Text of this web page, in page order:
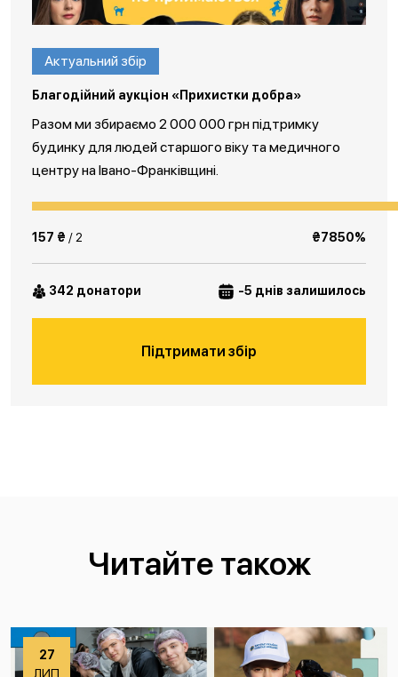
Актуальний збір
Благодійний аукціон «Прихистки добра»
Разом ми збираємо 2 000 000 грн підтримку
будинку для людей старшого віку та медичного
центру на Івано-Франківщині.
157 ₴ / 2 ₴7850%
342 донатори -5 днів залишилось
Підтримати збір
Читайте також
27
ЛИП